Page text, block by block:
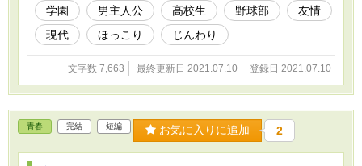
いております。 --- 写真素材撮影：香桐れん
学園 男主人公 高校生 野球部
友情
現代
ほっこり じんわり
文字数 7,663 最終更新日 2021.07.10 登録日 2021.07.10
青春 完結 短編 お気に入りに追加 2